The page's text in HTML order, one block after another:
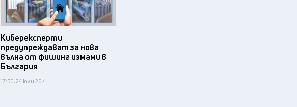
Киберексперти
предупреждават за нова
вълна от фишинг измами в
България
17:30, 24 юли 26 /